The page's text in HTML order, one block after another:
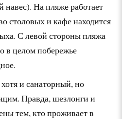
навес). На пляже работает
столовых и кафе находится
С левой стороны пляжа
в целом побережье
и санаторный, но
Правда, шезлонги и
тем, кто проживает в